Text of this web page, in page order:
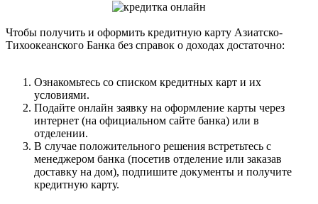
Чтобы получить и оформить кредитную карту Азиатско-
Тихоокеанского Банка без справок о доходах достаточно:
Ознакомьтесь со списком кредитных карт и их
условиями.
Подайте онлайн заявку на оформление карты через
интернет (на официальном сайте банка) или в
отделении.
В случае положительного решения встретьтесь с
менеджером банка (посетив отделение или заказав
доставку на дом), подпишите документы и получите
кредитную карту.